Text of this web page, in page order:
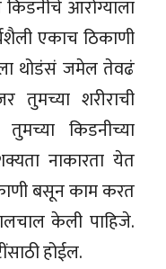
आरोग्याला
एकाच ठिकाणी
थोडंसं जमेल तेवढं
शरीराची
किडनीच्या
नाकारता येत
बसून काम करत
केली पाहिजे.
होईल.